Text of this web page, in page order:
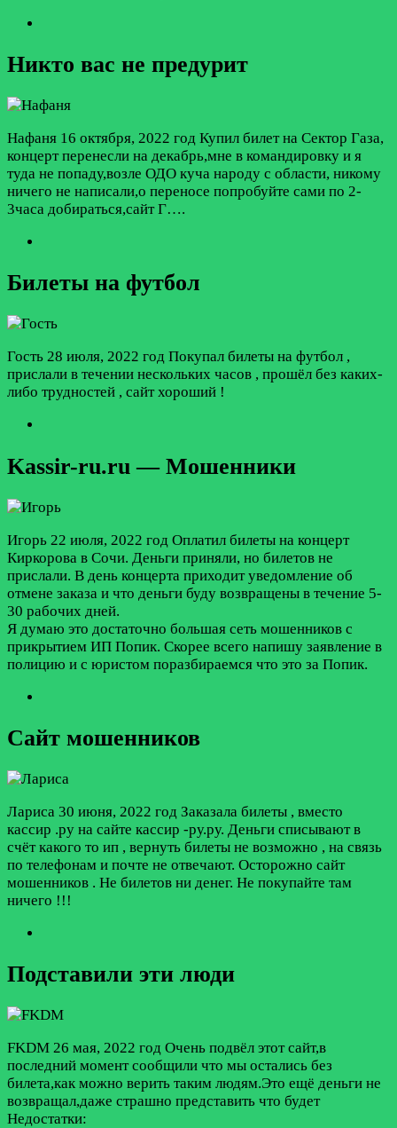
Никто вас не предурит
Нафаня 16 октября, 2022 год Купил билет на Сектор Газа,
концерт перенесли на декабрь,мне в командировку и я
туда не попаду,возле ОДО куча народу с области, никому
ничего не написали,о переносе попробуйте сами по 2-
3часа добираться,сайт Г….
Билеты на футбол
Гость 28 июля, 2022 год Покупал билеты на футбол ,
прислали в течении нескольких часов , прошёл без каких-
либо трудностей , сайт хороший !
Kassir-ru.ru — Мошенники
Игорь 22 июля, 2022 год Оплатил билеты на концерт
Киркорова в Сочи. Деньги приняли, но билетов не
прислали. В день концерта приходит уведомление об
отмене заказа и что деньги буду возвращены в течение 5-
30 рабочих дней.
Я думаю это достаточно большая сеть мошенников с
прикрытием ИП Попик. Скорее всего напишу заявление в
полицию и с юристом поразбираемся что это за Попик.
Сайт мошенников
Лариса 30 июня, 2022 год Заказала билеты , вместо
кассир .ру на сайте кассир -ру.ру. Деньги списывают в
счёт какого то ип , вернуть билеты не возможно , на связь
по телефонам и почте не отвечают. Осторожно сайт
мошенников . Не билетов ни денег. Не покупайте там
ничего !!!
Подставили эти люди
FKDM 26 мая, 2022 год Очень подвёл этот сайт,в
последний момент сообщили что мы остались без
билета,как можно верить таким людям.Это ещё деньги не
возвращал,даже страшно представить что будет
Недостатки: